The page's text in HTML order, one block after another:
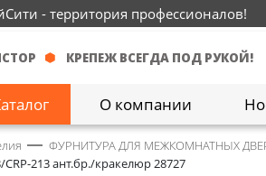
- территория профессионалов!
КРЕПЕЖ ВСЕГДА ПОД РУКОЙ!
О компании
ФУРНИТУРА ДЛЯ МЕЖКОМНАТНЫХ
213 ант.бр./кракелюр 28727